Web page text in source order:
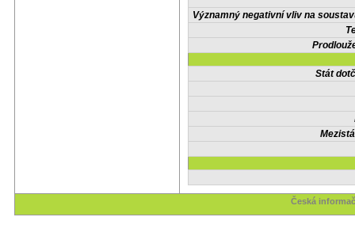
Významný negativní vliv na
Stát
Česká